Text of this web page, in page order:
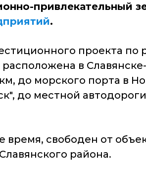
привлекательный
.
проекта
в
до морского порта в
до местной
время, свободен от
района.